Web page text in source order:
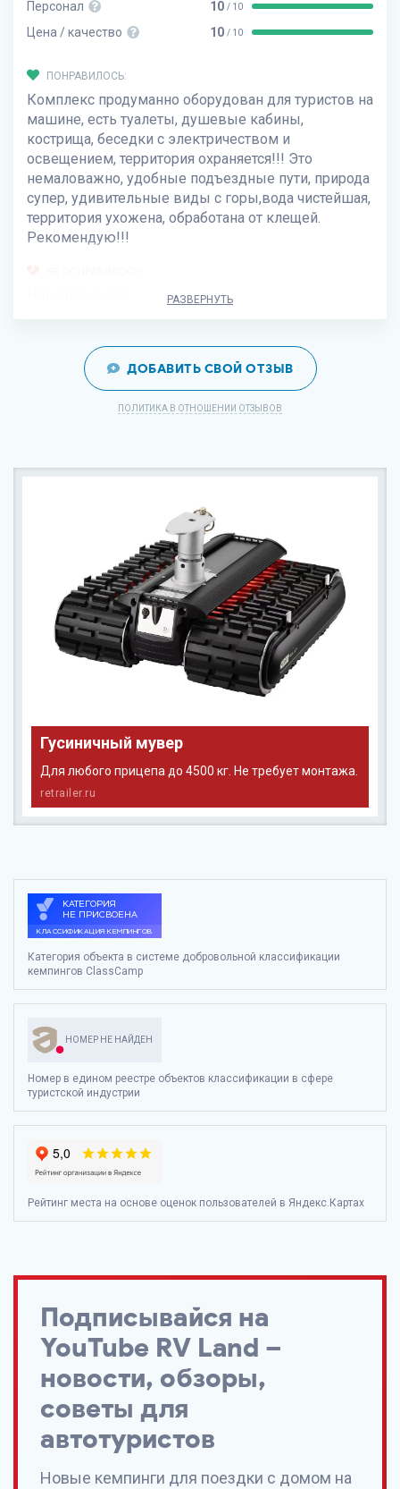
Персонал 10 / 10
Цена / качество 10 / 10
ПОНРАВИЛОСЬ:
Комплекс продуманно оборудован для туристов на
машине, есть туалеты, душевые кабины,
кострища, беседки с электричеством и
освещением, территория охраняется!!! Это
немаловажно, удобные подъездные пути, природа
супер, удивительные виды с горы,вода чистейшая,
территория ухожена, обработана от клещей.
Рекомендую!!!
РАЗВЕРНУТЬ
ДОБАВИТЬ СВОЙ ОТЗЫВ
ПОЛИТИКА В ОТНОШЕНИИ ОТЗЫВОВ
Гусиничный мувер
Для любого прицепа до 4500 кг. Не требует монтажа.
retrailer.ru
Категория объекта в системе добровольной классификации
кемпингов ClassCamp
НОМЕР НЕ НАЙДЕН
Номер в едином реестре объектов классификации в сфере
туристской индустрии
Рейтинг места на основе оценок пользователей в Яндекс.Картах
Подписывайся на
YouTube RV Land –
новости, обзоры,
советы для
автотуристов
Новые кемпинги для поездки с домом на